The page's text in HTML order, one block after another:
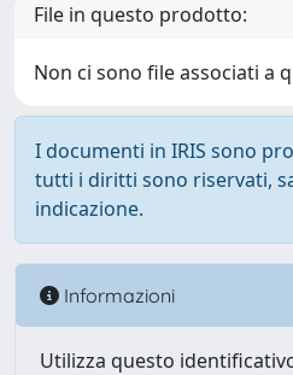
File in questo prodotto:
Non ci sono file associati a
I documenti in IRIS sono
tutti i diritti sono riservati,
indicazione.
Informazioni
Utilizza questo